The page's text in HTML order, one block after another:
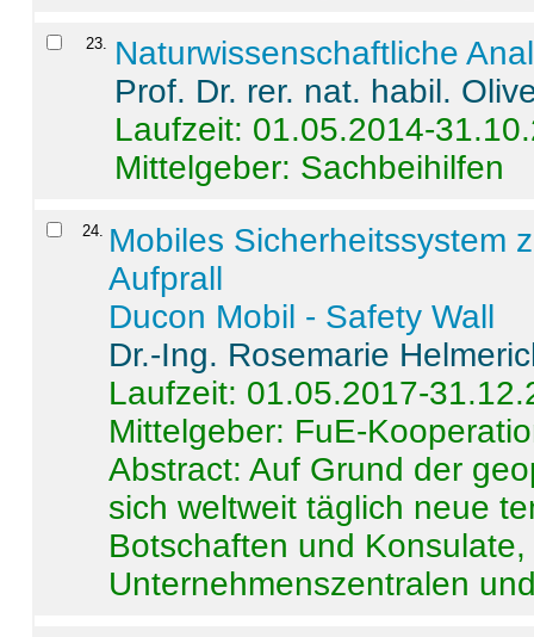
23. Naturwissenschaftliche
Prof. Dr. rer. nat. habil.
Laufzeit: 01.05.2014-
Mittelgeber: Sachbeihilfen
24. Mobiles Sicherheitssystem
Aufprall
Ducon Mobil - Safety Wall
Dr.-Ing. Rosemarie
Laufzeit: 01.05.2017-
Mittelgeber: FuE-
Abstract:Auf Grund der
sich weltweit täglich neue
Botschaften und
Unternehmenszentralen